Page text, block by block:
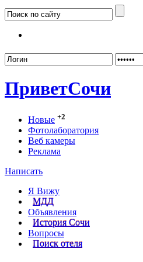
ПриветСочи
Новые +2
Фотолаборатория
Веб камеры
Реклама
Написать
Я Вижу
МДД
Объявления
История Сочи
Вопросы
Поиск отеля